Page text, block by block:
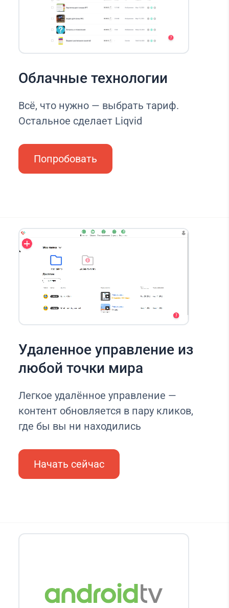
Облачные технологии
Всё, что нужно — выбрать тариф.
Остальное сделает Liqvid
Попробовать
Удаленное управление из
любой точки мира
Легкое удалённое управление —
контент обновляется в пару кликов,
где бы вы ни находились
Начать сейчас